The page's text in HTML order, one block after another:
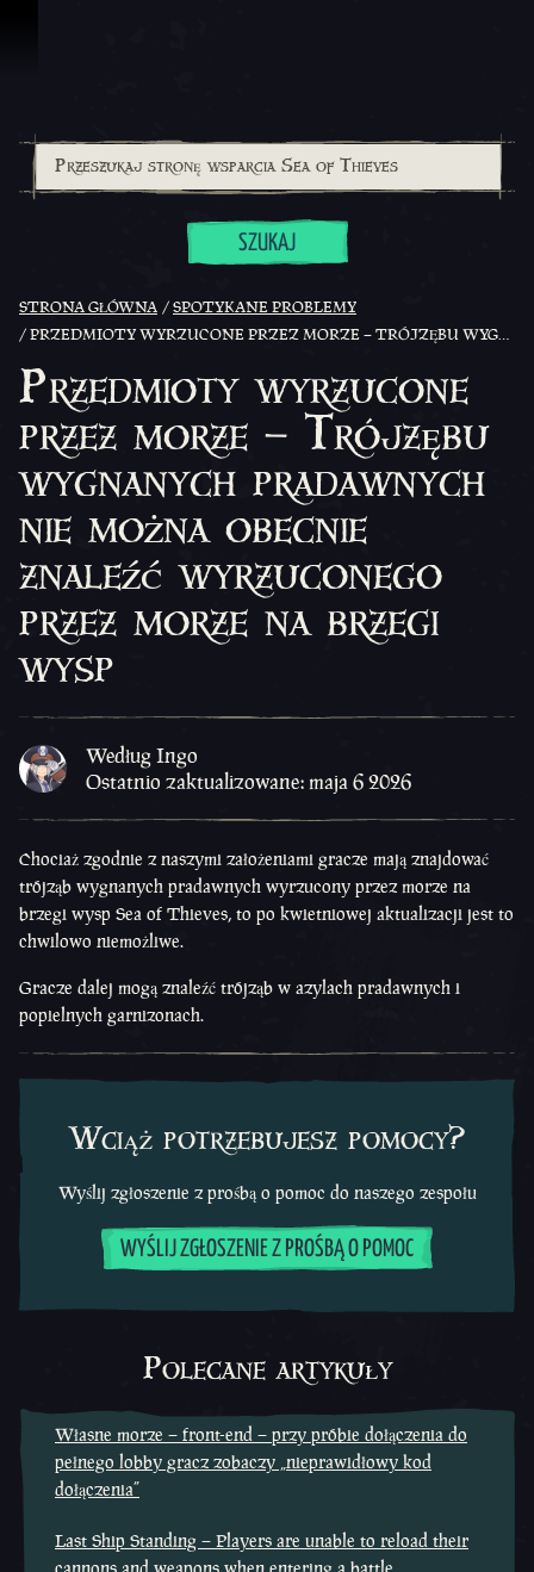
SZUKAJ
STRONA GŁÓWNA
SPOTYKANE PROBLEMY
PRZEDMIOTY WYRZUCONE PRZEZ MORZE – TRÓJZĘBU WYGNANYCH PRADAWNYCH NIE MOŻNA OBECNIE ZNALEŹĆ WYRZUCONEGO PRZEZ MORZE NA BRZEGI WYSP
Przedmioty wyrzucone
przez morze – Trójzębu
wygnanych pradawnych
nie można obecnie
znaleźć wyrzuconego
przez morze na brzegi
wysp
Według Ingo
Ostatnio zaktualizowane: maja 6 2026
Chociaż zgodnie z naszymi założeniami gracze mają znajdować
trójząb wygnanych pradawnych wyrzucony przez morze na
brzegi wysp Sea of Thieves, to po kwietniowej aktualizacji jest to
chwilowo niemożliwe.
Gracze dalej mogą znaleźć trójząb w azylach pradawnych i
popielnych garnizonach.
Wciąż potrzebujesz pomocy?
Wyślij zgłoszenie z prośbą o pomoc do naszego zespołu
WYŚLIJ ZGŁOSZENIE Z PROŚBĄ O POMOC
Polecane artykuły
Własne morze – front-end – przy próbie dołączenia do
pełnego lobby gracz zobaczy „nieprawidłowy kod
dołączenia”
Last Ship Standing – Players are unable to reload their